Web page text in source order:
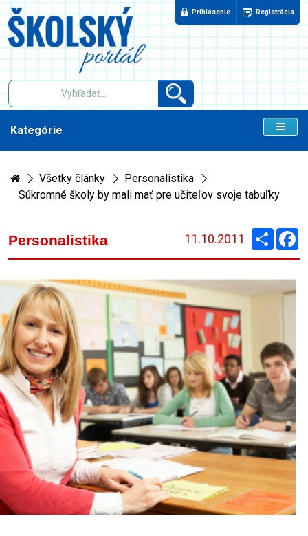
Prihlásenie Registrácia
Kategórie
Všetky články
Personalistika
Súkromné školy by mali mať pre učiteľov svoje tabuľky
Personalistika 11.10.2011 Zdieľaj